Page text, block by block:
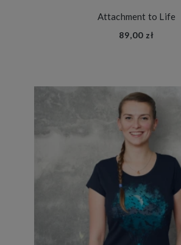
Attachment to Life
89,00 zł